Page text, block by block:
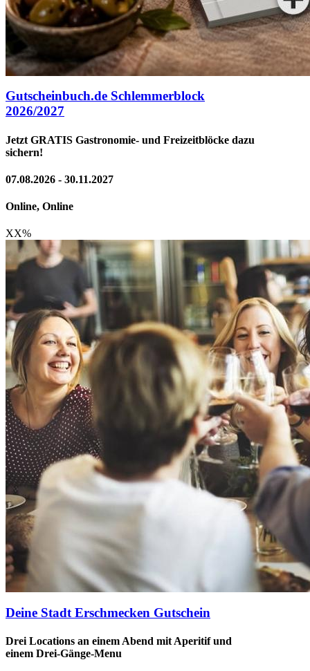
Gutscheinbuch.de Schlemmerblock
2026/2027
Jetzt GRATIS Gastronomie- und Freizeitblöcke dazu
sichern!
07.08.2026 - 30.11.2027
Online, Online
XX%
Deine Stadt Erschmecken Gutschein
Drei Locations an einem Abend mit Aperitif und
einem Drei-Gänge-Menu